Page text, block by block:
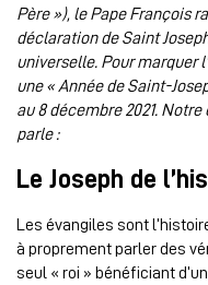
Père »), le Pape François
déclaration de Saint
universelle. Pour marquer
une « Année de Saint-
au 8 décembre 2021.
parle :
Le Joseph de
Les évangiles sont
à proprement parler des
seul « roi » bénéficiant